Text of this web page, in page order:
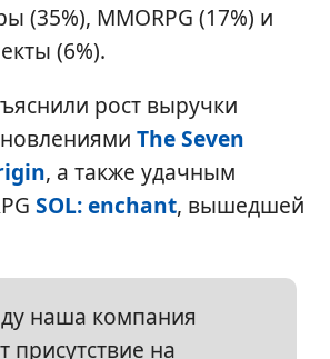
(35%), MMORPG (17%) и
(6%).
рост выручки
The Seven
, а также удачным
SOL: enchant, вышедшей
наша компания
присутствие на